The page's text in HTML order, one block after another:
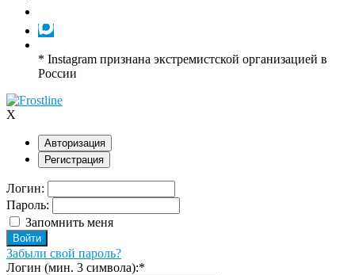
* Instagram признана экстремистской организацией в
России
X
Авторизация
Регистрация
Логин:
Пароль:
Запомнить меня
Забыли свой пароль?
Логин (мин. 3 символа):*